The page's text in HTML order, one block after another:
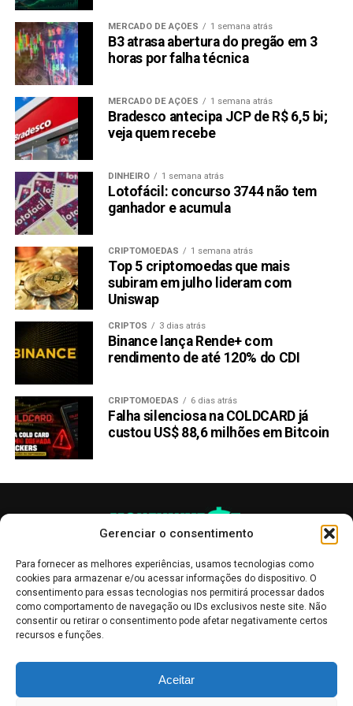
Gerenciar o consentimento
Para fornecer as melhores experiências, usamos tecnologias como
cookies para armazenar e/ou acessar informações do dispositivo. O
consentimento para essas tecnologias nos permitirá processar dados
como comportamento de navegação ou IDs exclusivos neste site. Não
consentir ou retirar o consentimento pode afetar negativamente certos
recursos e funções.
Aceitar
indivíduo, preferências de risco e horizonte de tempo.
É um passo natural para Buterin investir na RCO Finance
devido à sua contribuição para soluções DeFi
impulsionadas por IA. Esses objetivos se alinham com a
ideia central de Buterin por trás do Ethereum (ETH):
fornecer acesso igualitário a instrumentos e serviços de
investimento, sem verificaçõesKYC/AML
cobertura do mercado financeiro internacional, incluindo
ações, títulos e derivativos.
O desenvolvimento contínuo da indústria de criptomoedas
levará a mais contribuições de Buterin para a RCOF e
outras altcoins em finanças descentralizadas. Dada a
proeminência de Buterin no blockchain, seu endosso à
RCO Finance pode aumentar seu reconhecimento e
investimento, solidificando seu status como uma altcoin
viável.
Aproveite Esta Oportunidade Inicial para Investir na
RCO Finance (RCOF)
A pré-venda contínua da RCO Finance chamou a atenção
da comunidade de criptomoedas, com mais de 38 milhões
de altcoins vendidas. Os investidores podem comprar
$0,4 – $0,6.
desconto de 40% nas taxas de negociação, acesso
gratuito vitalício ao especialista em IA de consultoria
robótica e a capacidade de ganhar uma participação nos
lucros trimestral com base na participação.
registros falsificados, o contrato inteligente é auditado
pelaSolidProof, uma empresa de segurança.
MERCADO DE AÇÕES 1 semana atrás
B3 atrasa abertura do pregão em 3
horas por falha técnica
MERCADO DE AÇÕES 1 semana atrás
Bradesco antecipa JCP de R$ 6,5 bi;
veja quem recebe
DINHEIRO 1 semana atrás
Lotofácil: concurso 3744 não tem
ganhador e acumula
CRIPTOMOEDAS 1 semana atrás
Top 5 criptomoedas que mais
subiram em julho lideram com
Uniswap
CRIPTOS 3 dias atrás
Binance lança Rende+ com
rendimento de até 120% do CDI
CRIPTOMOEDAS 6 dias atrás
Falha silenciosa na COLDCARD já
custou US$ 88,6 milhões em Bitcoin
informativo, servindo como boletins de divulgação, e não devem ser
interpretadas como recomendações de investimento.Leia mais